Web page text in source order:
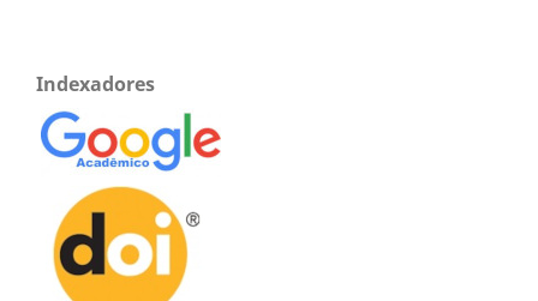
Indexadores